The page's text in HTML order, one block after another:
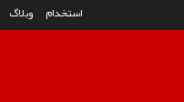
استخدام وبلاگ